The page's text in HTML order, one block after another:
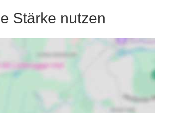
Stärke nutzen